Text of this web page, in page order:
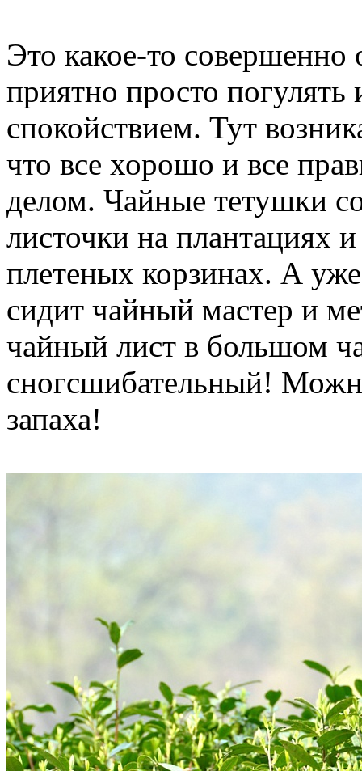
Это какое-то совершенно
приятно просто
спокойствием. Тут
что все хорошо и все
делом. Чайные тетушки
листочки на плантациях
плетеных корзинах. А
сидит чайный мастер и
чайный лист в большом
сногсшибательный!
запаха!